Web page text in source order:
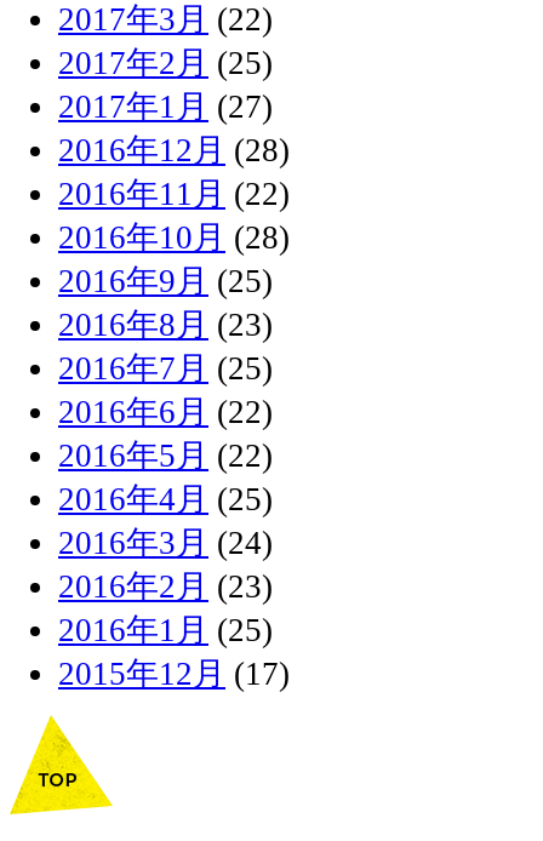
2017年3月 (22)
2017年2月 (25)
2017年1月 (27)
2016年12月 (28)
2016年11月 (22)
2016年10月 (28)
2016年9月 (25)
2016年8月 (23)
2016年7月 (25)
2016年6月 (22)
2016年5月 (22)
2016年4月 (25)
2016年3月 (24)
2016年2月 (23)
2016年1月 (25)
2015年12月 (17)